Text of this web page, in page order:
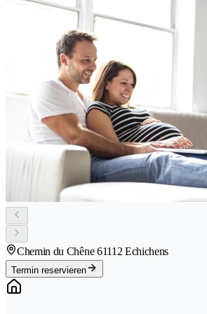
Chemin du Chêne 61112 Echichens
Termin reservieren